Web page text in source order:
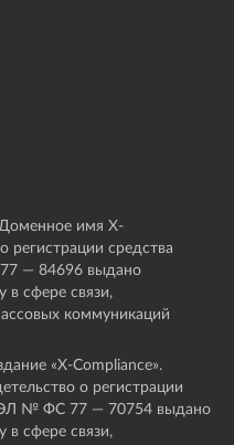
Доменное имя X-
регистрации средства
— 84696 выдано
в сфере связи,
коммуникаций
«Х-Compliance».
о регистрации
ЭЛ № ФС 77 — 70754 выдано
в сфере связи,